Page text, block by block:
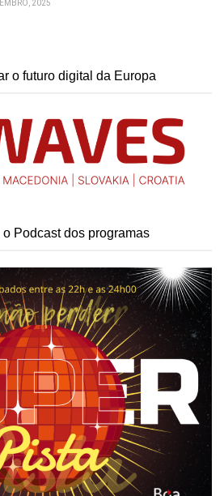
2025
o futuro digital da Europa
Podcast dos programas